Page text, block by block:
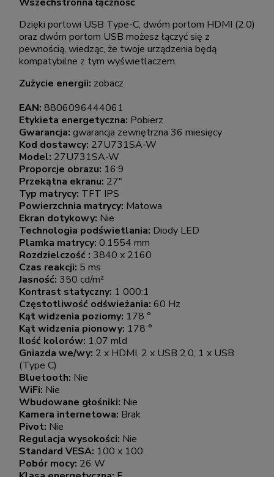
Dzięki portowi USB Type-C, dwóm portom HDMI (2.0)
oraz dwóm portom USB możesz łączyć się z
pewnością, wiedząc, że twoje urządzenia będą
kompatybilne z tym wyświetlaczem.
Zużycie energii: zobacz
EAN: 8806096444061
Etykieta energetyczna: Pobierz
Gwarancja: gwarancja zewnętrzna 36 miesięcy
Kod dostawcy: 27U731SA-W
Model: 27U731SA-W
Proporcje obrazu: 16:9
Przekątna ekranu: 27"
Typ matrycy: TFT IPS
Powierzchnia matrycy: Matowa
Ekran dotykowy: Nie
Technologia podświetlania: Diody LED
Plamka matrycy: 0.1554 mm
Rozdzielczość : 3840 x 2160
Czas reakcji: 5 ms
Jasność: 350 cd/m²
Kontrast statyczny: 1 000:1
Częstotliwość odświeżania: 60 Hz
Kąt widzenia poziomy: 178 °
Kąt widzenia pionowy: 178 °
Ilość kolorów: 1,07 mld
Gniazda we/wy: 2 x HDMI, 2 x USB 2.0, 1 x USB
(Type C)
Bluetooth: Nie
WiFi: Nie
Wbudowane głośniki: Nie
Kamera internetowa: Brak
Pivot: Nie
Regulacja wysokości: Nie
Standard VESA: 100 x 100
Pobór mocy: 26 W